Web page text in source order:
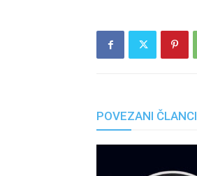
POVEZANI ČLANCI